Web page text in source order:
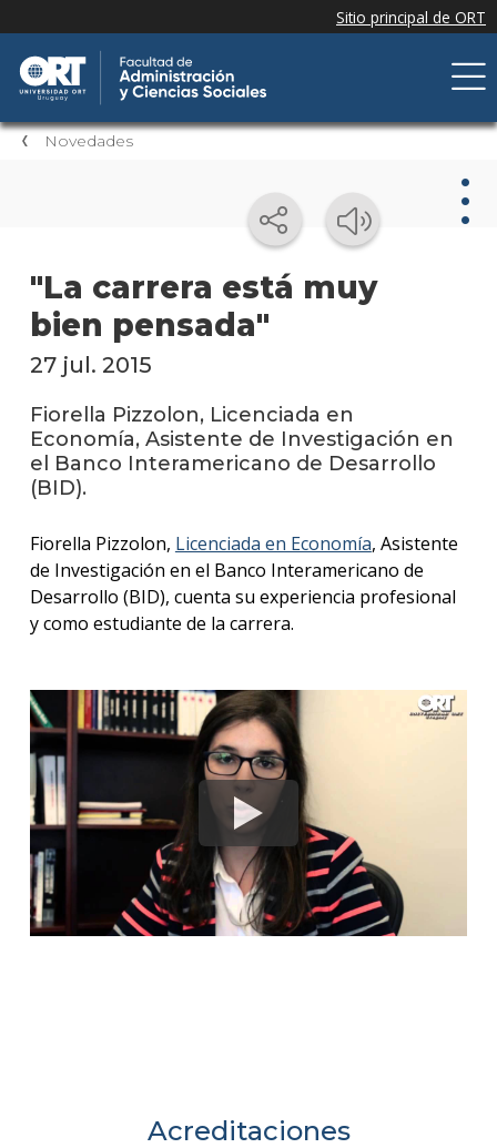
Novedades
"La carrera está muy
bien pensada"
La
27 jul. 2015
Fiorella Pizzolon, Licenciada en
Economía, Asistente de Investigación en
el Banco Interamericano de Desarrollo
(BID).
Fiorella Pizzolon, Licenciada en Economía, Asistente
de Investigación en el Banco Interamericano de
Desarrollo (BID), cuenta su experiencia profesional
y como estudiante de la carrera.
Acreditaciones